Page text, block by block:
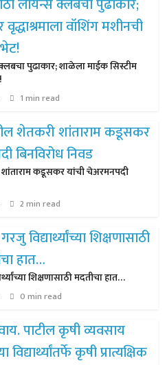
क्लबचा पुढाकार; शाळेला माईक सिस्टीम
1 min read
कडूसकर यांची चेअरमनपदी
2 min read
शिक्षणासाठी मदतीचा हात…
0 min read